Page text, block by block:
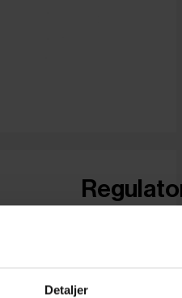
Detaljer